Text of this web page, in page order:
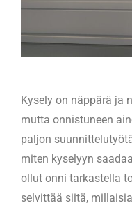
Kysely on näppärä ja
mutta onnistuneen
paljon
miten kyselyyn
ollut onni tarkastella
selvittää siitä,